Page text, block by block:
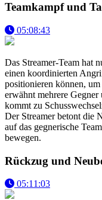
Teamkampf und
05:08:43
Das Streamer-Team hat
einen koordinierten
positionieren können,
erwähnt mehrere
kommt zu
Der Streamer betont die
auf das gegnerische
bewegen.
Rückzug und
05:11:03